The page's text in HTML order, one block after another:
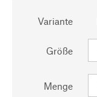
Variante
Größe
Menge